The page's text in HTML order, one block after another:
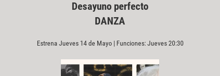
Desayuno perfecto
DANZA
Estrena Jueves 14 de Mayo | Funciones: Jueves 20:30